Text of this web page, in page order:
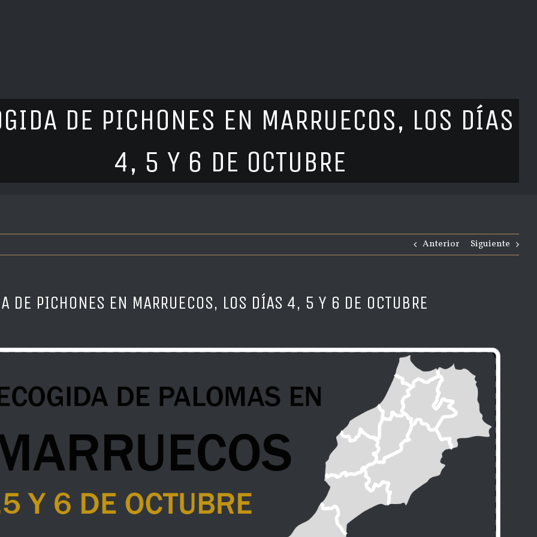
DE PICHONES EN MARRUECOS, LOS DÍAS
4, 5 Y 6 DE OCTUBRE
Anterior Siguiente
DE PICHONES EN MARRUECOS, LOS DÍAS 4, 5 Y 6 DE OCTUBRE